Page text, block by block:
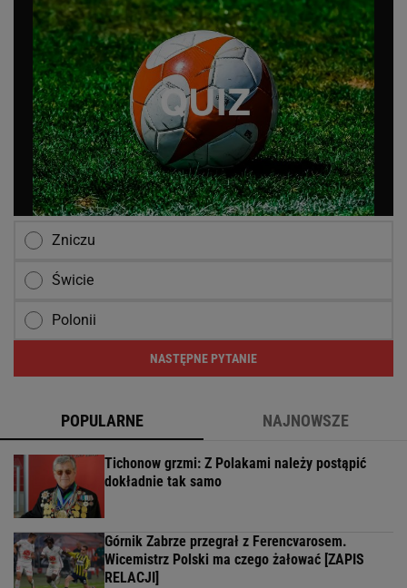
Zniczu
Świcie
Polonii
NASTĘPNE PYTANIE
POPULARNE NAJNOWSZE
Tichonow grzmi: Z Polakami należy postąpić
dokładnie tak samo
Górnik Zabrze przegrał z Ferencvarosem.
Wicemistrz Polski ma czego żałować [ZAPIS
RELACJI]